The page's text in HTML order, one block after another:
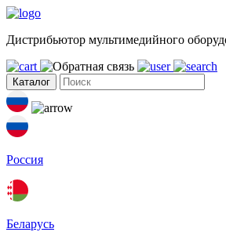
Дистрибьютор мультимедийного
Каталог
Россия
Беларусь